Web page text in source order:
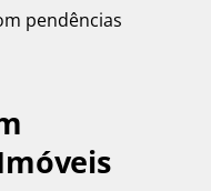
pendências